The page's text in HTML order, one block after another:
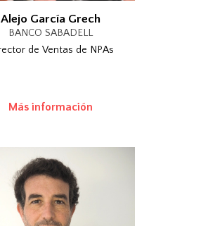
Alejo García Grech
BANCO SABADELL
de Ventas de NPAs
Más información